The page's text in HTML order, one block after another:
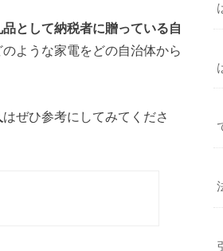
として納税者に贈っている自
ような家電をどの自治体から
はぜひ参考にしてみてくださ